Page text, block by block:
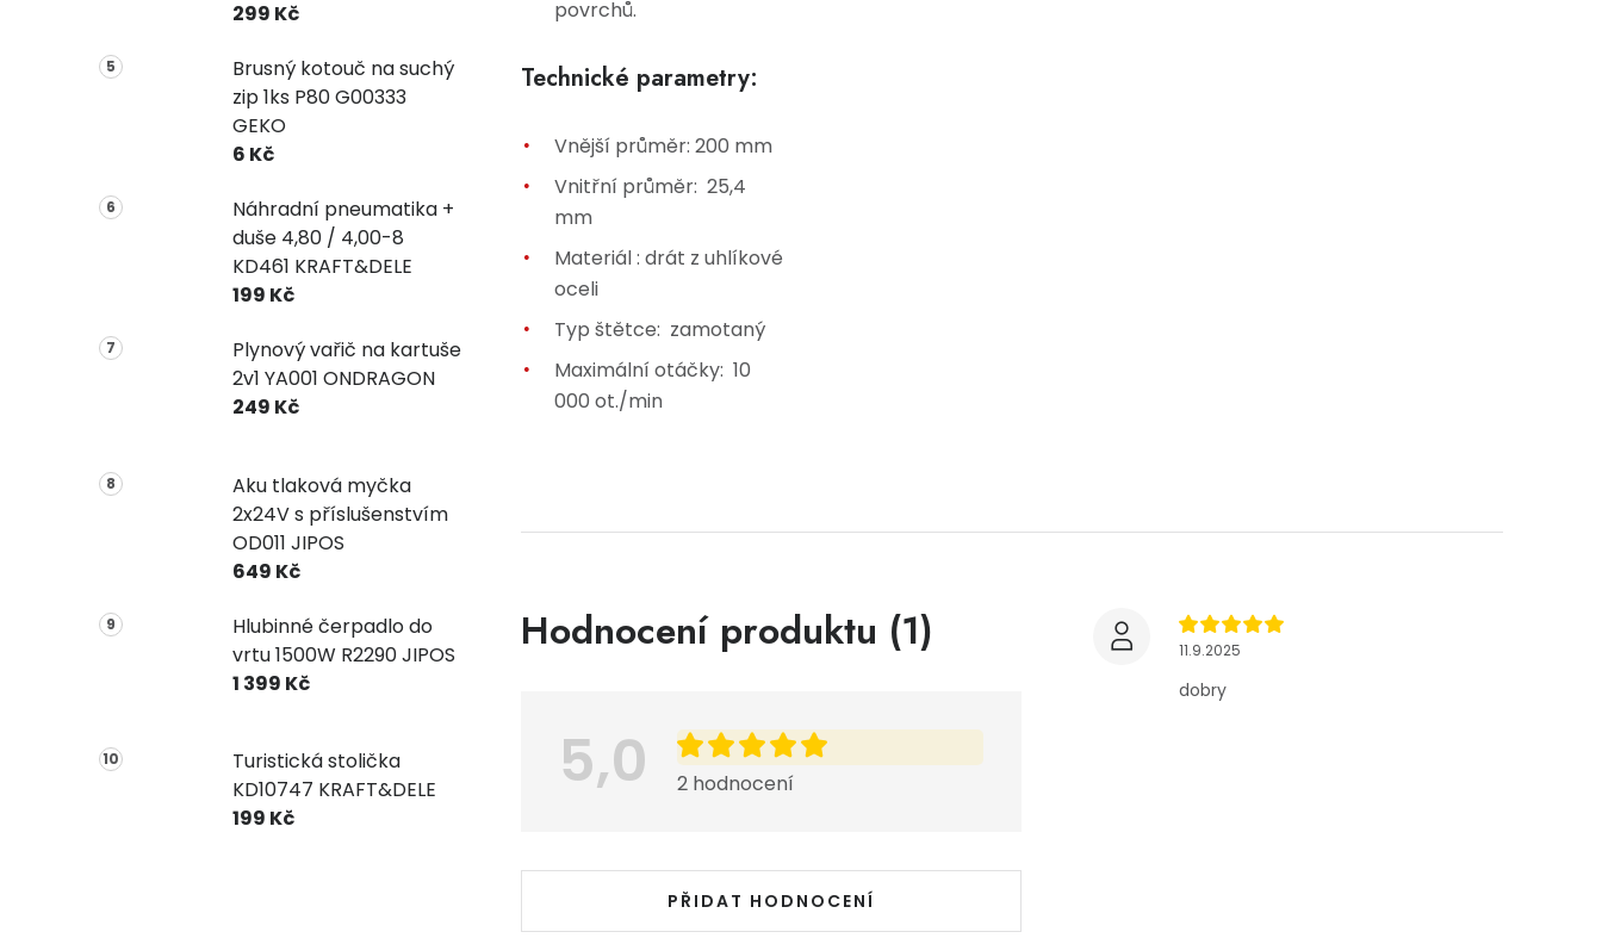
299 Kč
Brusný kotouč na suchý
zip 1ks P80 G00333
GEKO
6 Kč
Náhradní pneumatika +
duše 4,80 / 4,00-8
KD461 KRAFT&DELE
199 Kč
Plynový vařič na kartuše
2v1 YA001 ONDRAGON
249 Kč
Aku tlaková myčka
2x24V s příslušenstvím
OD011 JIPOS
649 Kč
Hlubinné čerpadlo do
vrtu 1500W R2290 JIPOS
1 399 Kč
Turistická stolička
KD10747 KRAFT&DELE
199 Kč
povrchů.
Technické parametry:
Vnější průměr: 200 mm
Vnitřní průměr: 25,4
mm
Materiál : drát z uhlíkové
oceli
Typ štětce: zamotaný
Maximální otáčky: 10
000 ot./min
Hodnocení produktu (1)
5,0 2 hodnocení
PŘIDAT HODNOCENÍ
Výpis hodnocení 11.9.2025
dobry